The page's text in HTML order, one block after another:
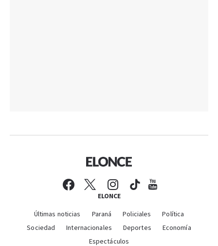
ELONCE
Últimas noticias Paraná Policiales
Política
Sociedad
Internacionales Deportes
Economía
Espectáculos